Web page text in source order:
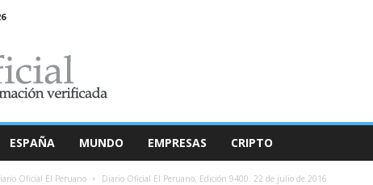
ESPAÑA MUNDO EMPRESAS CRIPTO
Oficial El Peruano Diario Oficial El Peruano, Edición 9400. 22 de julio de 2016